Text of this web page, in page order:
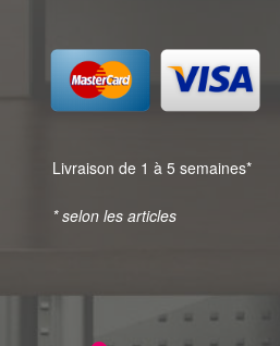
Livraison de 1 à 5 semaines*
* selon les articles